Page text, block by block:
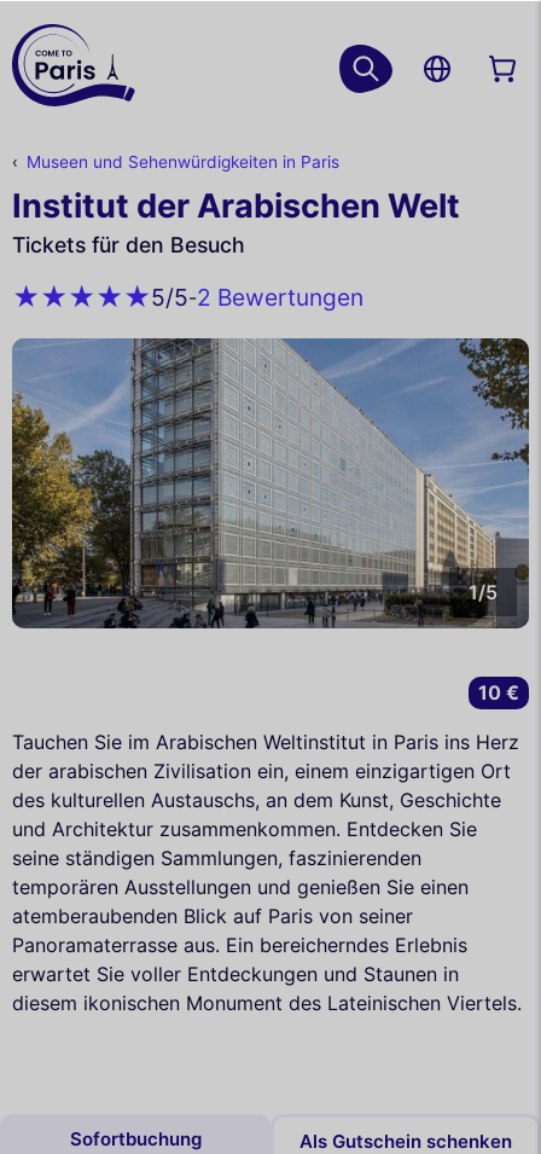
Museen und Sehenwürdigkeiten in Paris
Institut der Arabischen Welt
Tickets für den Besuch
5/5-2 Bewertungen
1/5
Tauchen Sie im Arabischen Weltinstitut in Paris ins Herz
der arabischen Zivilisation ein, einem einzigartigen Ort
des kulturellen Austauschs, an dem Kunst, Geschichte
und Architektur zusammenkommen. Entdecken Sie
seine ständigen Sammlungen, faszinierenden
temporären Ausstellungen und genießen Sie einen
atemberaubenden Blick auf Paris von seiner
Panoramaterrasse aus. Ein bereicherndes Erlebnis
erwartet Sie voller Entdeckungen und Staunen in
diesem ikonischen Monument des Lateinischen Viertels.
10 €
Sofortbuchung Als Gutschein schenken